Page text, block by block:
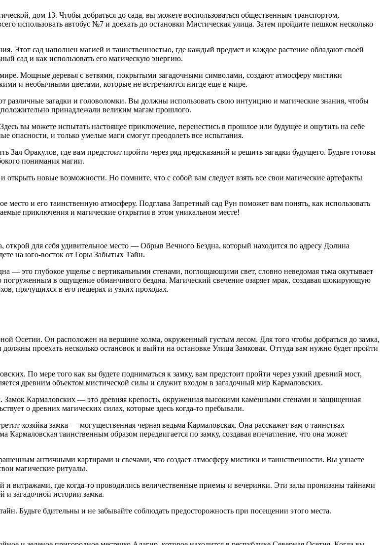
дом 13. Чтобы добраться до сада, вы можете воспользоваться общественным транспортом,
использовать автобус №7 и доехать до остановки Мистическая улица. Затем пройдите пешком несколько
Этот сад наполнен магией и таинственностью, где каждый предмет и каждое растение обладают своей
сад и как использовать его магическую энергию.
Мощные деревья с ветвями, покрытыми загадочными символами, создают атмосферу мистики
и необычными цветами, которые не встречаются нигде еще в мире.
загадки и головоломки. Вы должны использовать свою интуицию и магические знания, чтобы
принадлежали великим магам прошлого.
вы можете испытать настоящее приключение, перенестись в прошлое или будущее и ощутить на себе
опасности, и только умелые маги смогут преодолеть все испытания.
Зал Оракулов, где вам предстоит пройти через ряд предсказаний и решить загадки будущего. Будьте готовы
понимания магии.
новые возможности. Но помните, что с собой вам следует взять все свои магические артефакты
и его таинственную атмосферу. Подглава Запретный сад Рун поможет вам понять, как использовать
приключения и магические открытия в этом уникальном месте!
открой для себя удивительное место — Обрыв Вечного Бездна, который находится по адресу Долина
на юго-восток от Горы Забытых Тайн.
это глубокое ущелье с вертикальными стенами, поглощающими свет, словно неведомая тьма окутывает
в ощущение обманчивого бездна. Магический свечение озаряет мрак, создавая шокирующую
прячущихся в его пещерах и узких проходах.
Осетии. Он расположен на вершине холма, окруженный густым лесом. Для того чтобы добраться до замка,
проехать несколько остановок и выйти на остановке Улица Замковая. Оттуда вам нужно будет пройти
По мере того как вы будете подниматься к замку, вам предстоит пройти через узкий древний мост,
древним объектом мистической силы и служит входом в загадочный мир Кармаловских.
Замок Кармаловских — это древняя крепость, окруженная высокими каменными стенами и защищенная
о древних магических силах, которые здесь когда-то пребывали.
хозяйка замка — могущественная черная ведьма Кармаловская. Она расскажет вам о таинствах
таинственным образом передвигается по замку, создавая впечатление, что она может
античными картирами и свечами, что создает атмосферу мистики и таинственности. Вы узнаете
магические ритуалы.
витражами, где когда-то проводились величественные приемы и вечеринки. Эти залы пронизаны тайнами
и загадочной истории замка.
Будьте бдительны и не забывайте соблюдать предосторожность при посещении этого места.